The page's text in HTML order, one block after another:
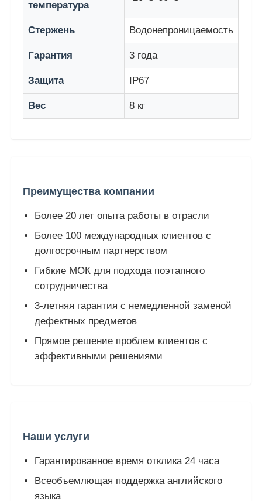
Светодиодная сетчатая дисплей
Светодиод прозрачный экран пленки
Прозрачный светодиодный дисплей
Светодиодный экран решетки
Прозрачный экран дисплея
температура
Стержень Водонепроницаемость
Гарантия 3 года
Защита IP67
Вес 8 кг
Преимущества компании
Более 20 лет опыта работы в отрасли
Более 100 международных клиентов с
долгосрочным партнерством
Гибкие МОК для подхода поэтапного
сотрудничества
3-летняя гарантия с немедленной заменой
дефектных предметов
Прямое решение проблем клиентов с
эффективными решениями
Наши услуги
Гарантированное время отклика 24 часа
Всеобъемлющая поддержка английского
языка